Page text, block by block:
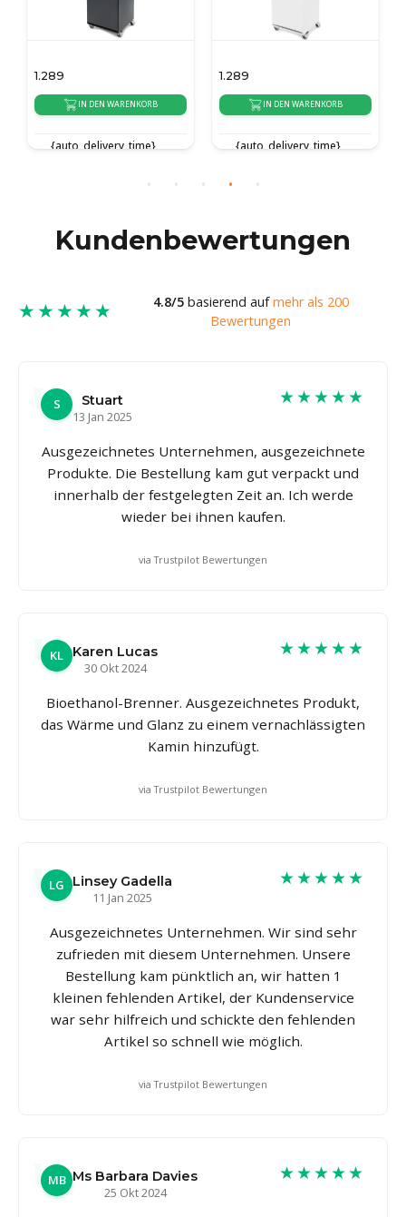
1.289
IN DEN WARENKORB
{auto_delivery_time}
1.289
IN DEN WARENKORB
{auto_delivery_time}
Kundenbewertungen
★★★★★ 4.8/5basierend aufmehr als 200
Bewertungen
S
Stuart
13 Jan 2025
★★★★★
Ausgezeichnetes Unternehmen, ausgezeichnete
Produkte. Die Bestellung kam gut verpackt und
innerhalb der festgelegten Zeit an. Ich werde
wieder bei ihnen kaufen.
via Trustpilot Bewertungen
KL
Karen Lucas
30 Okt 2024
★★★★★
Bioethanol-Brenner. Ausgezeichnetes Produkt,
das Wärme und Glanz zu einem vernachlässigten
Kamin hinzufügt.
via Trustpilot Bewertungen
LG
Linsey Gadella
11 Jan 2025
★★★★★
Ausgezeichnetes Unternehmen. Wir sind sehr
zufrieden mit diesem Unternehmen. Unsere
Bestellung kam pünktlich an, wir hatten 1
kleinen fehlenden Artikel, der Kundenservice
war sehr hilfreich und schickte den fehlenden
Artikel so schnell wie möglich.
via Trustpilot Bewertungen
MB Ms Barbara Davies
25 Okt 2024
★★★★★